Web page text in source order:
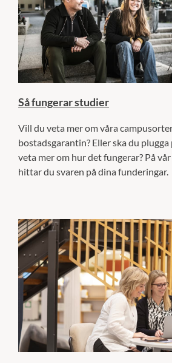
Så fungerar studier
Vill du veta mer om våra
bostadsgarantin? Eller ska du
veta mer om hur det fungerar? På
hittar du svaren på dina funderingar.